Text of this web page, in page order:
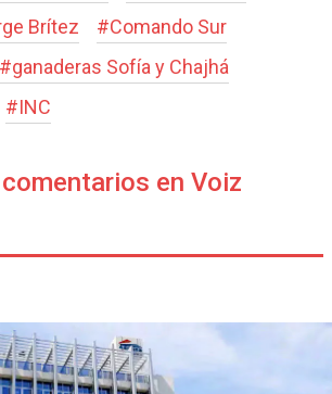
Brítez #Comando Sur
#ganaderas Sofía y Chajhá
#INC
en Voiz